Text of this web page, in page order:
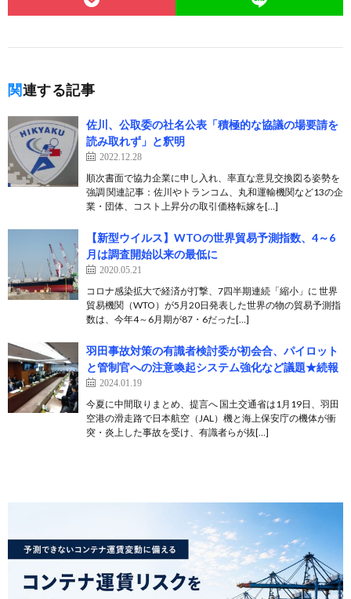
関連する記事
佐川、公取委の社名公表「積極的な協議の場要請を
読み取れず」と釈明
2022.12.28
順次書面で協力企業に申し入れ、率直な意見交換図る姿勢を
強調 関連記事：佐川やトランコム、丸和運輸機関など13の企
業・団体、コスト上昇分の取引価格転嫁を[…]
【新型ウイルス】WTOの世界貿易予測指数、4～6
月は調査開始以来の最低に
2020.05.21
コロナ感染拡大で経済が打撃、7四半期連続「縮小」に 世界
貿易機関（WTO）が5月20日発表した世界の物の貿易予測指
数は、今年4～6月期が87・6だった[…]
羽田事故対策の有識者検討委が初会合、パイロット
と管制官への注意喚起システム強化など議題★続報
2024.01.19
今夏に中間取りまとめ、提言へ 国土交通省は1月19日、羽田
空港の滑走路で日本航空（JAL）機と海上保安庁の機体が衝
突・炎上した事故を受け、有識者らが抜[…]